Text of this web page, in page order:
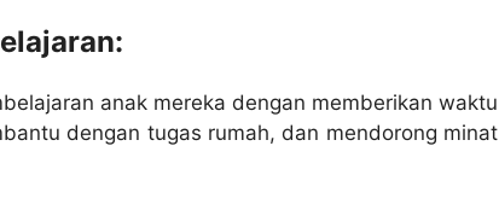
anak mereka dengan memberikan waktu
dengan tugas rumah, dan mendorong minat